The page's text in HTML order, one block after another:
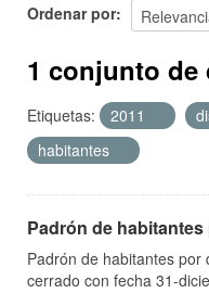
Acerca de
Ordenar por
1 conjunto de
Etiquetas: 2011
habitantes
Padrón de
Padrón de habitantes
cerrado con fecha 31-